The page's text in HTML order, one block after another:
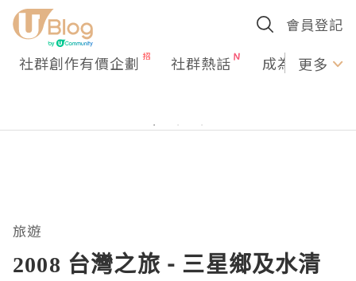
會員登記
社群創作有價企劃 社群熱話 成為U更多
旅遊
2008 台灣之旅 - 三星鄉及水清